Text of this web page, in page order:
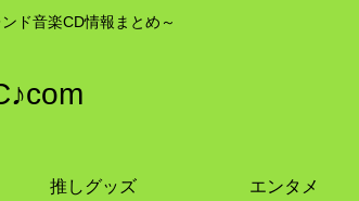
ド音楽CD情報まとめ～
推しグッズ エンタメ